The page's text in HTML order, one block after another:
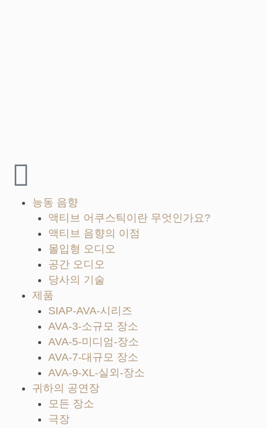
능동 음향
액티브 어쿠스틱이란 무엇인가요?
액티브 음향의 이점
몰입형 오디오
공간 오디오
당사의 기술
제품
SIAP-AVA-시리즈
AVA-3-소규모 장소
AVA-5-미디엄-장소
AVA-7-대규모 장소
AVA-9-XL-실외-장소
귀하의 공연장
모든 장소
극장